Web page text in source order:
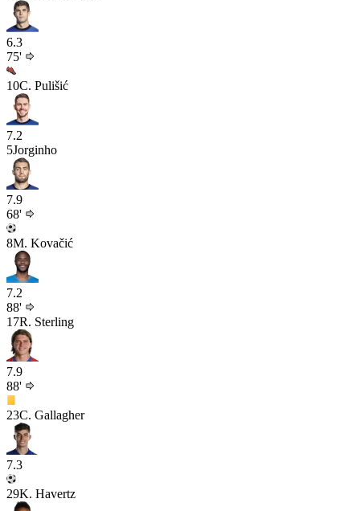
6.3
75'
10C. Pulišić
7.2
5Jorginho
7.9
68'
8M. Kovačić
7.2
88'
17R. Sterling
7.9
88'
23C. Gallagher
7.3
29K. Havertz